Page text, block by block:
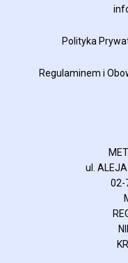
Polityka
Regulaminem i
ul.
02-